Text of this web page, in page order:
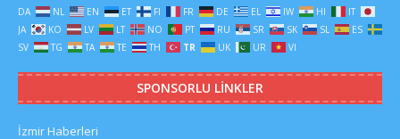
DA
NL EN ET FI FR DE EL IW HI
IT
JA
KO LV LT NO PT RU SR SK SL
ES
SV
TG TA TE TH TR UK UR VI
SPONSORLU LINKLER
İzmir Haberleri